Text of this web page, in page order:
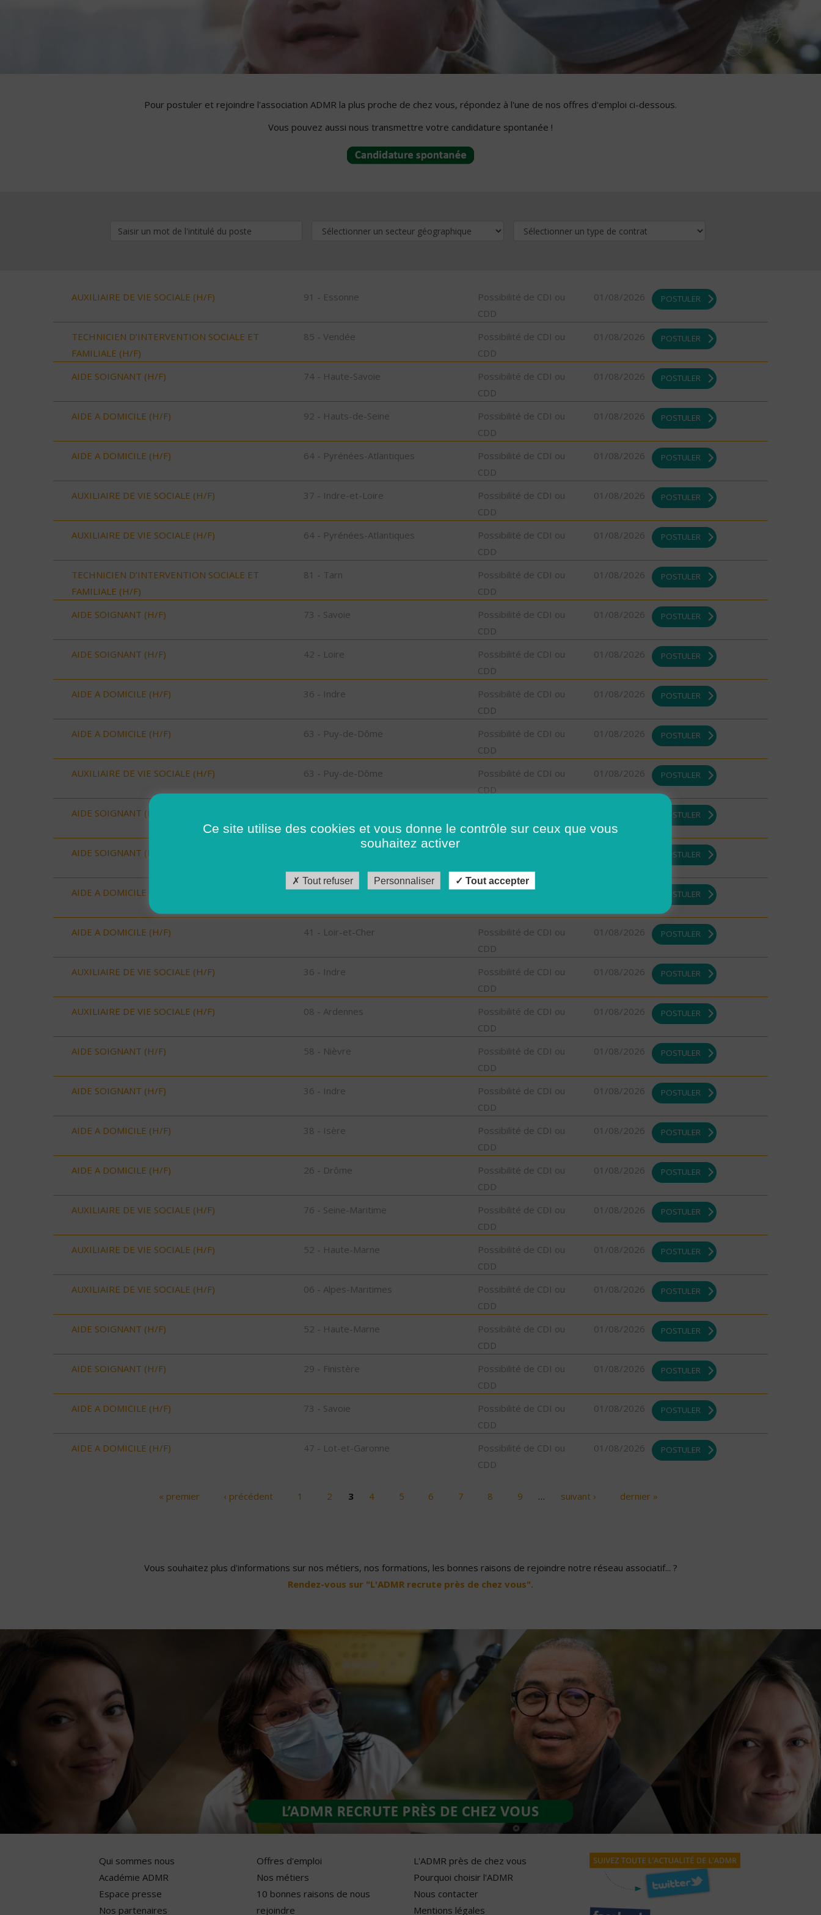
Pour postuler et rejoindre l'association ADMR la plus proche de chez vous, répondez à l'une de nos offres d'emploi ci-dessous.
Vous pouvez aussi nous transmettre votre candidature spontanée !
AUXILIAIRE DE VIE SOCIALE (H/F) 91 - Essonne
Possibilité de CDI ou
CDD
01/08/2026 POSTULER
TECHNICIEN D’INTERVENTION SOCIALE ET
FAMILIALE (H/F)
85 - Vendée
Possibilité de CDI ou
CDD
01/08/2026 POSTULER
AIDE SOIGNANT (H/F) 74 - Haute-Savoie
Possibilité de CDI ou
CDD
01/08/2026 POSTULER
AIDE A DOMICILE (H/F) 92 - Hauts-de-Seine
Possibilité de CDI ou
CDD
01/08/2026 POSTULER
AIDE A DOMICILE (H/F) 64 - Pyrénées-Atlantiques
Possibilité de CDI ou
CDD
01/08/2026 POSTULER
AUXILIAIRE DE VIE SOCIALE (H/F) 37 - Indre-et-Loire
Possibilité de CDI ou
CDD
01/08/2026 POSTULER
AUXILIAIRE DE VIE SOCIALE (H/F) 64 - Pyrénées-Atlantiques
Possibilité de CDI ou
CDD
01/08/2026 POSTULER
TECHNICIEN D’INTERVENTION SOCIALE ET
FAMILIALE (H/F)
81 - Tarn
Possibilité de CDI ou
CDD
01/08/2026 POSTULER
AIDE SOIGNANT (H/F) 73 - Savoie
Possibilité de CDI ou
CDD
01/08/2026 POSTULER
AIDE SOIGNANT (H/F) 42 - Loire
Possibilité de CDI ou
CDD
01/08/2026 POSTULER
AIDE A DOMICILE (H/F) 36 - Indre
Possibilité de CDI ou
CDD
01/08/2026 POSTULER
AIDE A DOMICILE (H/F) 63 - Puy-de-Dôme
Possibilité de CDI ou
CDD
01/08/2026 POSTULER
AUXILIAIRE DE VIE SOCIALE (H/F) 63 - Puy-de-Dôme
Possibilité de CDI ou
CDD
01/08/2026 POSTULER
AIDE SOIGNANT (H/F)
CDD
POSTULER
AIDE SOIGNANT (H/F)
CDD
POSTULER
AIDE A DOMICILE (H/F) 31 - Haute-Garonne
Possibilité de CDI ou
POSTULER
AIDE A DOMICILE (H/F) 41 - Loir-et-Cher
Possibilité de CDI ou
CDD
01/08/2026 POSTULER
AUXILIAIRE DE VIE SOCIALE (H/F) 36 - Indre
Possibilité de CDI ou
CDD
01/08/2026 POSTULER
AUXILIAIRE DE VIE SOCIALE (H/F) 08 - Ardennes
Possibilité de CDI ou
CDD
01/08/2026 POSTULER
AIDE SOIGNANT (H/F) 58 - Nièvre
Possibilité de CDI ou
CDD
01/08/2026 POSTULER
AIDE SOIGNANT (H/F) 36 - Indre
Possibilité de CDI ou
CDD
01/08/2026 POSTULER
AIDE A DOMICILE (H/F) 38 - Isère
Possibilité de CDI ou
CDD
01/08/2026 POSTULER
AIDE A DOMICILE (H/F) 26 - Drôme
Possibilité de CDI ou
CDD
01/08/2026 POSTULER
AUXILIAIRE DE VIE SOCIALE (H/F) 76 - Seine-Maritime
Possibilité de CDI ou
CDD
01/08/2026 POSTULER
AUXILIAIRE DE VIE SOCIALE (H/F) 52 - Haute-Marne
Possibilité de CDI ou
CDD
01/08/2026 POSTULER
AUXILIAIRE DE VIE SOCIALE (H/F) 06 - Alpes-Maritimes
Possibilité de CDI ou
CDD
01/08/2026 POSTULER
AIDE SOIGNANT (H/F) 52 - Haute-Marne
Possibilité de CDI ou
CDD
01/08/2026 POSTULER
AIDE SOIGNANT (H/F) 29 - Finistère
Possibilité de CDI ou
CDD
01/08/2026 POSTULER
AIDE A DOMICILE (H/F) 73 - Savoie
Possibilité de CDI ou
CDD
01/08/2026 POSTULER
AIDE A DOMICILE (H/F) 47 - Lot-et-Garonne
Possibilité de CDI ou
CDD
01/08/2026 POSTULER
« premier ‹ précédent 1 2 3 4 5 6 7 8 9 … suivant › dernier »
Vous souhaitez plus d'informations sur nos métiers, nos formations, les bonnes raisons de rejoindre notre réseau associatif... ?
Rendez-vous sur "L'ADMR recrute près de chez vous".
Qui sommes nous
Académie ADMR
Espace presse
Nos partenaires
Offres d'emploi
Nos métiers
10 bonnes raisons de nous
rejoindre
L'ADMR près de chez vous
Pourquoi choisir l'ADMR
Nous contacter
Mentions légales
Ce site utilise des cookies et vous donne le contrôle sur ceux que vous
souhaitez activer
Tout refuser Personnaliser Tout accepter